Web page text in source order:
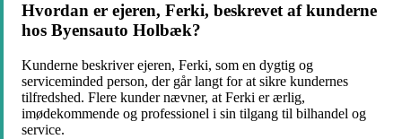
Hvordan er ejeren, Ferki, beskrevet af kunderne
hos Byensauto Holbæk?
Kunderne beskriver ejeren, Ferki, som en dygtig og
serviceminded person, der går langt for at sikre kundernes
tilfredshed. Flere kunder nævner, at Ferki er ærlig,
imødekommende og professionel i sin tilgang til bilhandel og
service.